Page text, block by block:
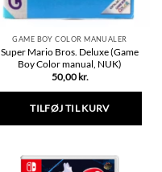
GAME BOY COLOR MANUALER
Super Mario Bros. Deluxe (Game
Boy Color manual, NUK)
50,00 kr.
TILFØJ TIL KURV